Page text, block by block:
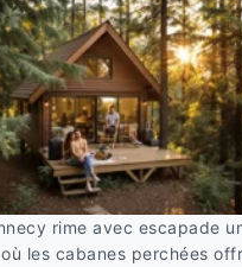
rime avec escapade
les cabanes perchées